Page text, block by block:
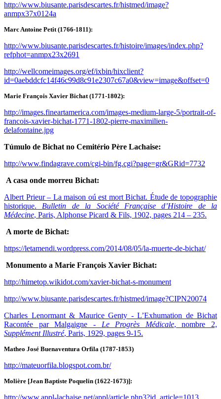
http://www.biusante.parisdescartes.fr/histmed/image?
anmpx37x0124a
Marc Antoine Petit (1766-1811):
http://www.biusante.parisdescartes.fr/histoire/images/index.php?
refphot=anmpx23x2691
http://wellcomeimages.org/ef/ixbin/hixclient?
id=0aebddcfc14f46c99d8c91e2307c67a0&view=image&offset=0
Marie François Xavier Bichat (1771-1802):
http://images.fineartamerica.com/images-medium-large-5/portrait-of-
francois-xavier-bichat-1771-1802-pierre-maximilien-
delafontaine.jpg
Túmulo de Bichat no Cemitério Père Lachaise:
http://www.findagrave.com/cgi-bin/fg.cgi?page=gr&GRid=7732
A casa onde morreu Bichat:
Albert Prieur – La maison oú est mort Bichat. Étude de topographie
historique.Bulletin de la Société Française d’Histoire de la
Médecine, Paris, Alphonse Picard & Fils, 1902, pages 214 – 235.
A morte de Bichat:
https://letamendi.wordpress.com/2014/08/05/la-muerte-de-bichat/
Monumento a Marie François Xavier Bichat:
http://himetop.wikidot.com/xavier-bichat-s-monument
http://www.biusante.parisdescartes.fr/histmed/image?CIPN20074
Charles Lenormant & Maurice Genty - L’Exhumation de Bichat
Racontée par Malgaigne - Le Progrès Médicale, nombre 2,
Supplément Illustré, Paris, 1929, pages 9-15.
Matheo José Buenaventura Orfila (1787-1853)
http://mateuorfila.blogspot.com.br/
Molière [Jean Baptiste Poquelin (1622-1673)]: